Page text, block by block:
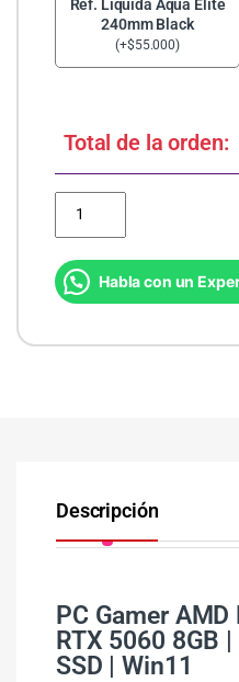
Ref. Líquida Aqua Elite
240mm Black
(+$55.000)
Total de la orden:
Habla con un
Descripción
PC Gamer
RTX 5060 8GB
SSD | Win11